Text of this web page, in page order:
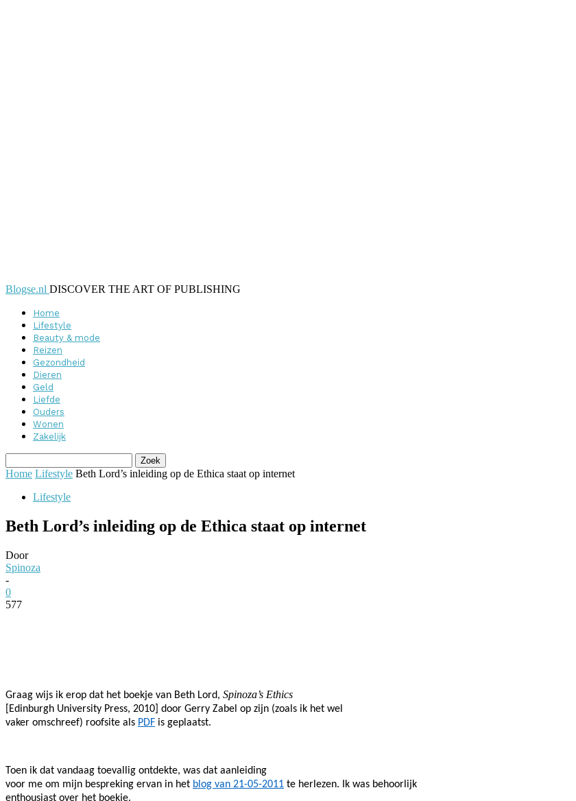
Blogse.nl DISCOVER THE ART OF PUBLISHING
Home
Lifestyle
Beauty & mode
Reizen
Gezondheid
Dieren
Geld
Liefde
Ouders
Wonen
Zakelijk
Home Lifestyle Beth Lord’s inleiding op de Ethica staat op internet
Lifestyle
Beth Lord’s inleiding op de Ethica staat op internet
Door
Spinoza
-
0
577
Graag wijs ik erop dat het boekje van Beth Lord, Spinoza’s Ethics
[Edinburgh University Press, 2010] door Gerry Zabel op zijn (zoals ik het wel
vaker omschreef) roofsite als PDF is geplaatst.
Toen ik dat vandaag toevallig ontdekte, was dat aanleiding
voor me om mijn bespreking ervan in het blog van 21-05-2011 te herlezen. Ik was behoorlijk
enthousiast over het boekje.